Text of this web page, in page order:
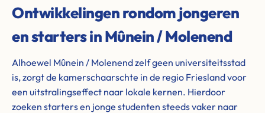
Ontwikkelingen rondom jongeren
en starters in Mûnein / Molenend
Alhoewel Mûnein / Molenend zelf geen universiteitsstad
is, zorgt de kamerschaarschte in de regio Friesland voor
een uitstralingseffect naar lokale kernen. Hierdoor
zoeken starters en jonge studenten steeds vaker naar